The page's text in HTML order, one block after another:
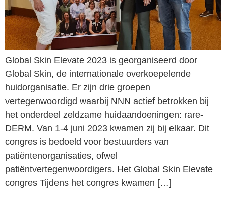
Global Skin Elevate 2023 is georganiseerd door
Global Skin, de internationale overkoepelende
huidorganisatie. Er zijn drie groepen
vertegenwoordigd waarbij NNN actief betrokken bij
het onderdeel zeldzame huidaandoeningen: rare-
DERM. Van 1-4 juni 2023 kwamen zij bij elkaar. Dit
congres is bedoeld voor bestuurders van
patiëntenorganisaties, ofwel
patiëntvertegenwoordigers. Het Global Skin Elevate
congres Tijdens het congres kwamen […]